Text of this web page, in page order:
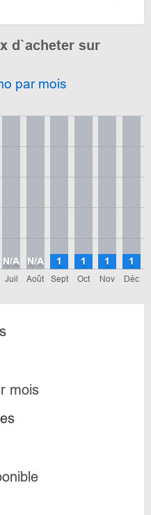
d`acheter sur
par mois
Juil
N/A
Août
N/A
Sept
1
Oct
1
Nov
1
Déc
1
mois